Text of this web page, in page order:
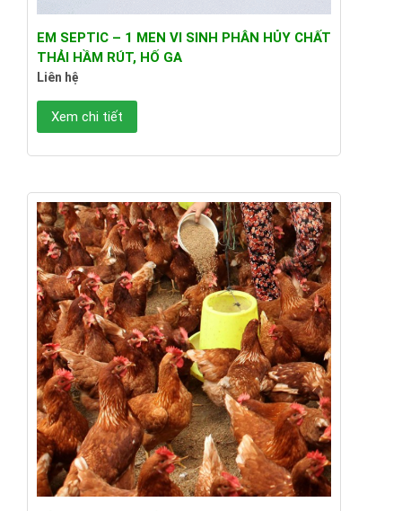
EM SEPTIC – 1 MEN VI SINH PHÂN HỦY CHẤT
THẢI HẦM RÚT, HỐ GA
Liên hệ
Xem chi tiết